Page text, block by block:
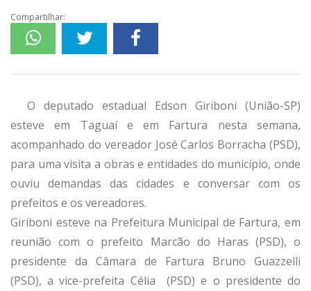
Compartilhar:
O deputado estadual Edson Giriboni (União-SP)
esteve em Taguaí e em Fartura nesta semana,
acompanhado do vereador José Carlos Borracha (PSD),
para uma visita a obras e entidades do município, onde
ouviu demandas das cidades e conversar com os
prefeitos e os vereadores.
Giriboni esteve na Prefeitura Municipal de Fartura, em
reunião com o prefeito Marcão do Haras (PSD), o
presidente da Câmara de Fartura Bruno Guazzelli
(PSD), a vice-prefeita Célia (PSD) e o presidente do